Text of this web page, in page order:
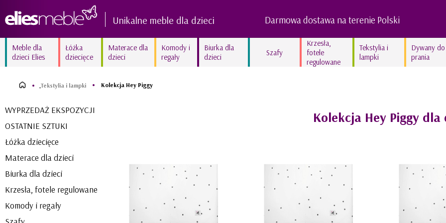
Unikalne meble dla dzieci Darmowa dostawa na terenie Polski
Meble dla
dzieci Elies
delikatność
frezowane
kraina lodu
Kolekcja ZURIGO
wyjątkowy amarant
Łóżka
dziecięce
Materace dla
dzieci
Komody i
regały
Biurka dla
dzieci
Szafy
Krzesła,
fotele
regulowane
Tekstylia i
lampki
Kolekcja Swan’derful
Kolekcja Fairyland
Kolekcja lniana STONE
Dywany do
prania
Tekstylia i lampki Kolekcja Hey Piggy
WYPRZEDAŻ EKSPOZYCJI
OSTATNIE SZTUKI
Łóżka dziecięce
Materace dla dzieci
Biurka dla dzieci
Krzesła, fotele regulowane
Komody i regały
Kolekcja Hey Piggy dla